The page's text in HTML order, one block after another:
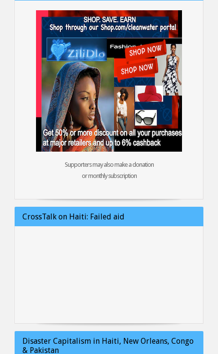
Supporters may also make a donation
or monthly subscription
CrossTalk on Haiti: Failed aid
Disaster Capitalism in Haiti, New Orleans, Congo
& Pakistan